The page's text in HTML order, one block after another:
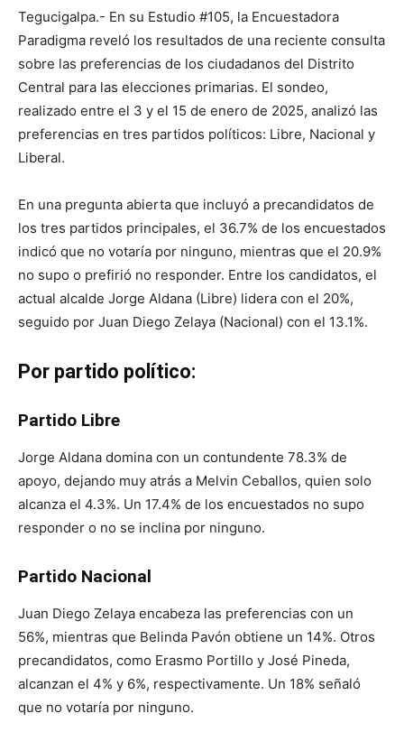
Tegucigalpa.- En su Estudio #105, la Encuestadora
Paradigma reveló los resultados de una reciente consulta
sobre las preferencias de los ciudadanos del Distrito
Central para las elecciones primarias. El sondeo,
realizado entre el 3 y el 15 de enero de 2025, analizó las
preferencias en tres partidos políticos: Libre, Nacional y
Liberal.
En una pregunta abierta que incluyó a precandidatos de
los tres partidos principales, el 36.7% de los encuestados
indicó que no votaría por ninguno, mientras que el 20.9%
no supo o prefirió no responder. Entre los candidatos, el
actual alcalde Jorge Aldana (Libre) lidera con el 20%,
seguido por Juan Diego Zelaya (Nacional) con el 13.1%.
Por partido político:
Partido Libre
Jorge Aldana domina con un contundente 78.3% de
apoyo, dejando muy atrás a Melvin Ceballos, quien solo
alcanza el 4.3%. Un 17.4% de los encuestados no supo
responder o no se inclina por ninguno.
Partido Nacional
Juan Diego Zelaya encabeza las preferencias con un
56%, mientras que Belinda Pavón obtiene un 14%. Otros
precandidatos, como Erasmo Portillo y José Pineda,
alcanzan el 4% y 6%, respectivamente. Un 18% señaló
que no votaría por ninguno.